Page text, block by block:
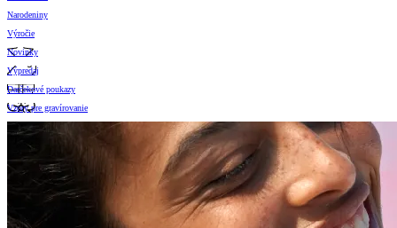
Narodeniny
Výročie
Novinky
Výpredaj
Darčekové poukazy
Vzory pre gravírovanie